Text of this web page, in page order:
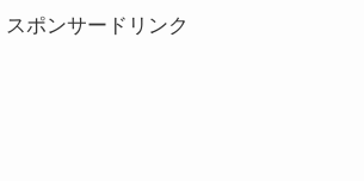
スポンサードリンク